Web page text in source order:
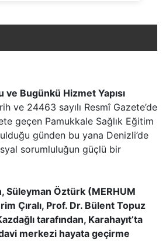
ve Bugünkü Hizmet Yapısı
ve 24463 sayılı Resmî Gazete’de
geçen Pamukkale Sağlık Eğitim
günden bu yana Denizli’de
sorumluluğun güçlü bir
Süleyman Öztürk (MERHUM
Çıralı, Prof. Dr. Bülent Topuz
tarafından, Karahayıt’ta
merkezi hayata geçirme